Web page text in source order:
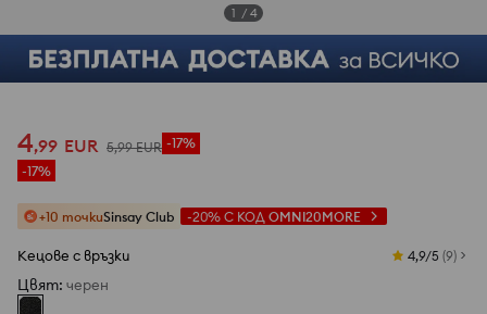
1 / 4
4,99 EUR 5,99 EUR -17%
-17%
+10 точкиSinsay Club -20% С КОД OMNI20MORE
Кецове с връзки 4,9/5 (9)
Цвят: черeн